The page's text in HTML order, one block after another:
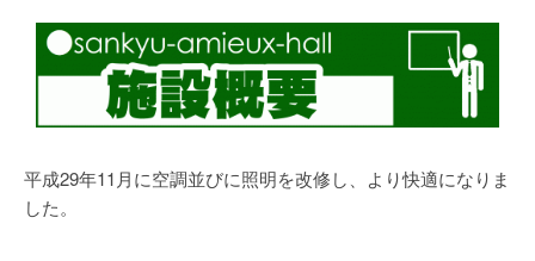
平成29年11月に空調並びに照明を改修し、より快適になりま
した。